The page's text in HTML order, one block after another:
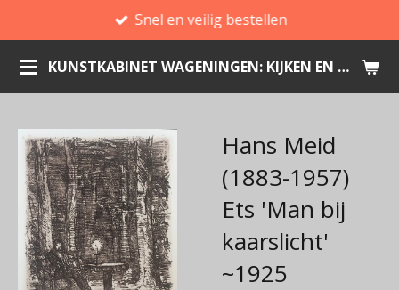
direct
naar
de
KUNSTKABINET WAGENINGEN: KIJKEN EN KOPEN
Snel en veilig bestellen
Hans Meid
(1883-1957)
Ets 'Man bij
kaarslicht'
~1925